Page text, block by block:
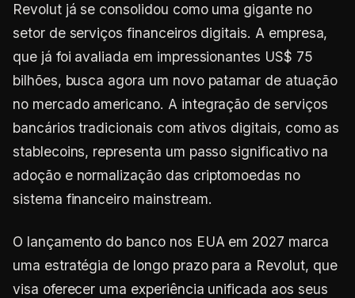
Revolut já se consolidou como uma gigante no
setor de serviços financeiros digitais. A empresa,
que já foi avaliada em impressionantes US$ 75
bilhões, busca agora um novo patamar de atuação
no mercado americano. A integração de serviços
bancários tradicionais com ativos digitais, como as
stablecoins, representa um passo significativo na
adoção e normalização das criptomoedas no
sistema financeiro mainstream.
O lançamento do banco nos EUA em 2027 marca
uma estratégia de longo prazo para a Revolut, que
visa oferecer uma experiência unificada aos seus